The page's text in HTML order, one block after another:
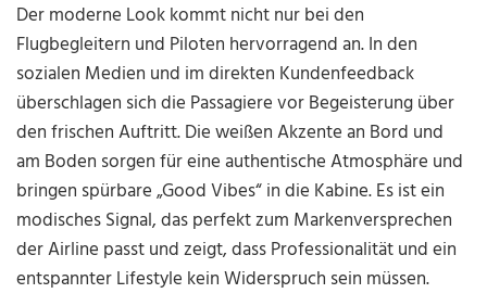
Der moderne Look kommt nicht nur bei den
Flugbegleitern und Piloten hervorragend an. In den
sozialen Medien und im direkten Kundenfeedback
überschlagen sich die Passagiere vor Begeisterung über
den frischen Auftritt. Die weißen Akzente an Bord und
am Boden sorgen für eine authentische Atmosphäre und
bringen spürbare „Good Vibes“ in die Kabine. Es ist ein
modisches Signal, das perfekt zum Markenversprechen
der Airline passt und zeigt, dass Professionalität und ein
entspannter Lifestyle kein Widerspruch sein müssen.